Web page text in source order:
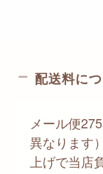
配送料に
メール便
異なります
上げで当店